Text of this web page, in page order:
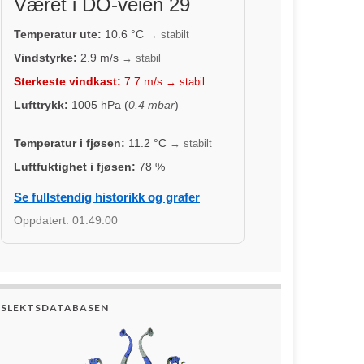
Været i DO-veien 29
Temperatur ute: 10.6 °C → stabilt
Vindstyrke: 2.9 m/s → stabil
Sterkeste vindkast: 7.7 m/s → stabil
Lufttrykk: 1005 hPa (0.4 mbar)
Temperatur i fjøsen: 11.2 °C → stabilt
Luftfuktighet i fjøsen: 78 %
Se fullstendig historikk og grafer
Oppdatert: 01:49:00
SLEKTSDATABASEN